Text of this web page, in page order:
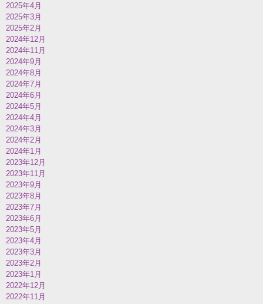
2025年4月
2025年3月
2025年2月
2024年12月
2024年11月
2024年9月
2024年8月
2024年7月
2024年6月
2024年5月
2024年4月
2024年3月
2024年2月
2024年1月
2023年12月
2023年11月
2023年9月
2023年8月
2023年7月
2023年6月
2023年5月
2023年4月
2023年3月
2023年2月
2023年1月
2022年12月
2022年11月